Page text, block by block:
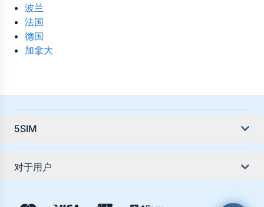
波兰
法国
德国
加拿大
5SIM
服务教程
对于用户